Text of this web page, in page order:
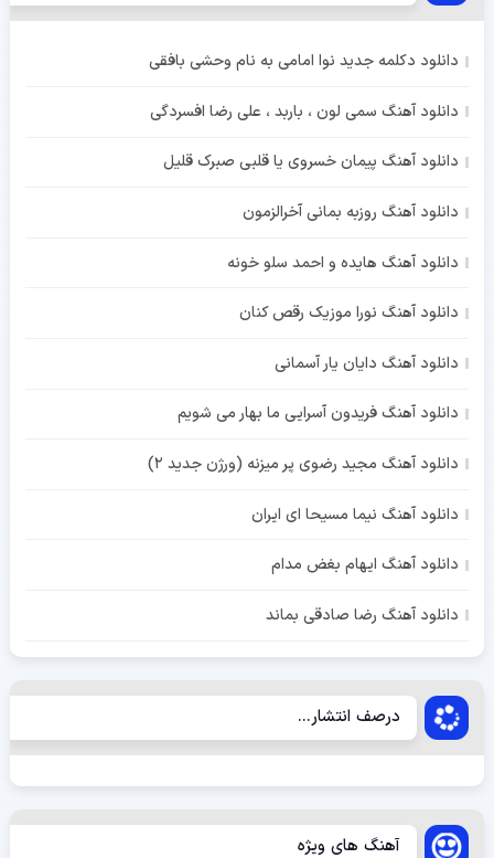
دانلود دکلمه جدید نوا امامی به نام وحشی بافقی
دانلود آهنگ سمی لون ، باربد ، علی رضا افسردگی
دانلود آهنگ پیمان خسروی یا قلبی صبرک قلیل
دانلود آهنگ روزبه بمانی آخرالزمون
دانلود آهنگ هایده و احمد سلو خونه
دانلود آهنگ نورا موزیک رقص کنان
دانلود آهنگ دایان یار آسمانی
دانلود آهنگ فریدون آسرایی ما بهار می شویم
دانلود آهنگ مجید رضوی پر میزنه (ورژن جدید 2)
دانلود آهنگ نیما مسیحا ای ایران
دانلود آهنگ ایهام بغض مدام
دانلود آهنگ رضا صادقی بماند
درصف انتشار...
آهنگ های ویژه